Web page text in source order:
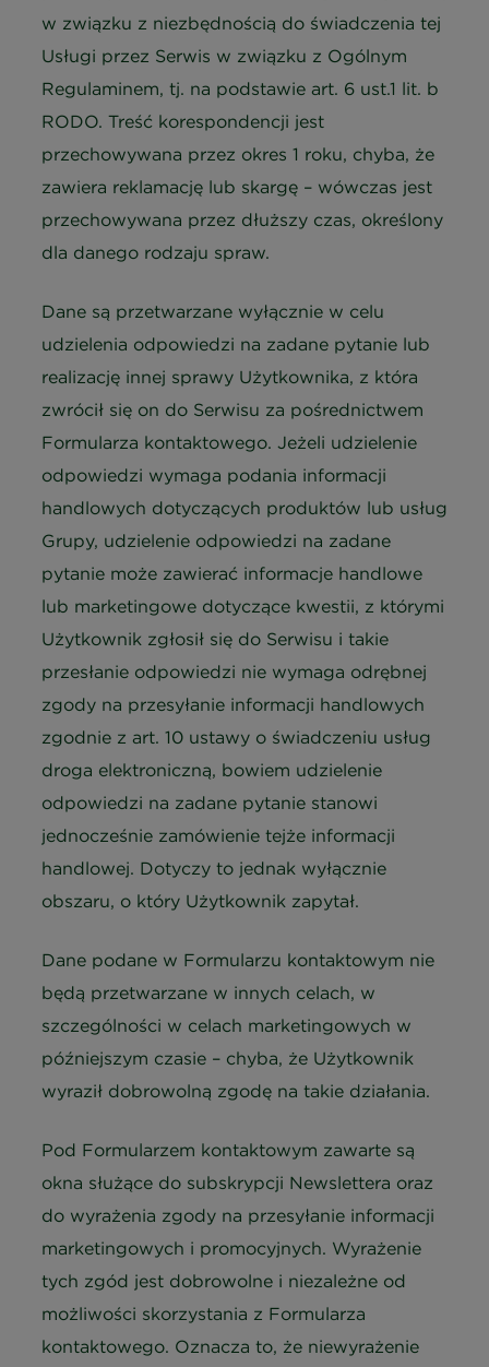
w związku z niezbędnością do świadczenia tej
Usługi przez Serwis w związku z Ogólnym
Regulaminem, tj. na podstawie art. 6 ust.1 lit. b
RODO. Treść korespondencji jest
przechowywana przez okres 1 roku, chyba, że
zawiera reklamację lub skargę – wówczas jest
przechowywana przez dłuższy czas, określony
dla danego rodzaju spraw.
Dane są przetwarzane wyłącznie w celu
udzielenia odpowiedzi na zadane pytanie lub
realizację innej sprawy Użytkownika, z która
zwrócił się on do Serwisu za pośrednictwem
Formularza kontaktowego. Jeżeli udzielenie
odpowiedzi wymaga podania informacji
handlowych dotyczących produktów lub usług
Grupy, udzielenie odpowiedzi na zadane
pytanie może zawierać informacje handlowe
lub marketingowe dotyczące kwestii, z którymi
Użytkownik zgłosił się do Serwisu i takie
przesłanie odpowiedzi nie wymaga odrębnej
zgody na przesyłanie informacji handlowych
zgodnie z art. 10 ustawy o świadczeniu usług
droga elektroniczną, bowiem udzielenie
odpowiedzi na zadane pytanie stanowi
jednocześnie zamówienie tejże informacji
handlowej. Dotyczy to jednak wyłącznie
obszaru, o który Użytkownik zapytał.
Dane podane w Formularzu kontaktowym nie
będą przetwarzane w innych celach, w
szczególności w celach marketingowych w
późniejszym czasie – chyba, że Użytkownik
wyraził dobrowolną zgodę na takie działania.
Pod Formularzem kontaktowym zawarte są
okna służące do subskrypcji Newslettera oraz
do wyrażenia zgody na przesyłanie informacji
marketingowych i promocyjnych. Wyrażenie
tych zgód jest dobrowolne i niezależne od
możliwości skorzystania z Formularza
kontaktowego. Oznacza to, że niewyrażenie